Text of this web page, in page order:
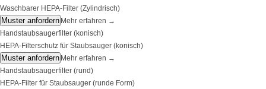
Waschbarer HEPA-Filter (Zylindrisch)
Muster anfordern Mehr erfahren →
Handstaubsaugerfilter (konisch)
HEPA-Filterschutz für Staubsauger (konisch)
Muster anfordern Mehr erfahren →
Handstaubsaugerfilter (rund)
HEPA-Filter für Staubsauger (runde Form)